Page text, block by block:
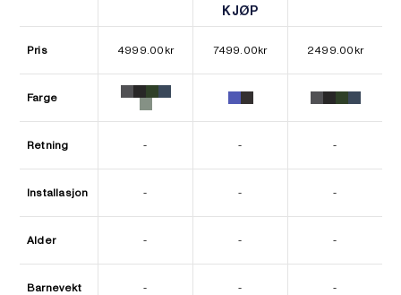
KJØP
KJØP
Pris 4999.00 kr 7499.00kr 2499.00 kr
Farge
Retning - - -
Installasjon - - -
Alder - - -
Barnevekt - - -